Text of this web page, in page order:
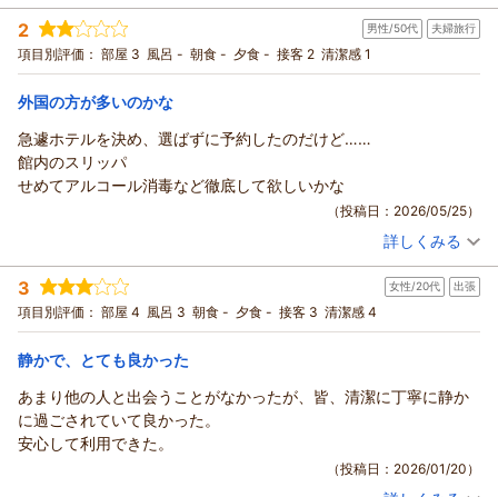
投稿者： トシさん(男性/50代)
宿泊プラン： 【ゲストハウス料金で全室個室・観光地徒歩圏内・ゆったり金
沢観光】
ツイン 食事なし
宿泊価格帯： 5,001～6,000円(大人一人あたり/税込)
2 男性/50代 夫婦旅行
項目別評価： 部屋 3 風呂 - 朝食 - 夕食 - 接客 2 清潔感 1
外国の方が多いのかな
急遽ホテルを決め、選ばずに予約したのだけど……
館内のスリッパ
せめてアルコール消毒など徹底して欲しいかな
（投稿日：2026/05/25）
投稿者： ぼたもちさん(男性/50代)
宿泊プラン： 【ゲストハウス料金で全室個室・観光地徒歩圏内・ゆったり金
沢観光】
ツイン 食事なし
宿泊価格帯： 2,001～3,000円(大人一人あたり/税込)
詳しくみる
3 女性/20代 出張
項目別評価： 部屋 4 風呂 3 朝食 - 夕食 - 接客 3 清潔感 4
静かで、とても良かった
あまり他の人と出会うことがなかったが、皆、清潔に丁寧に静か
に過ごされていて良かった。
安心して利用できた。
（投稿日：2026/01/20）